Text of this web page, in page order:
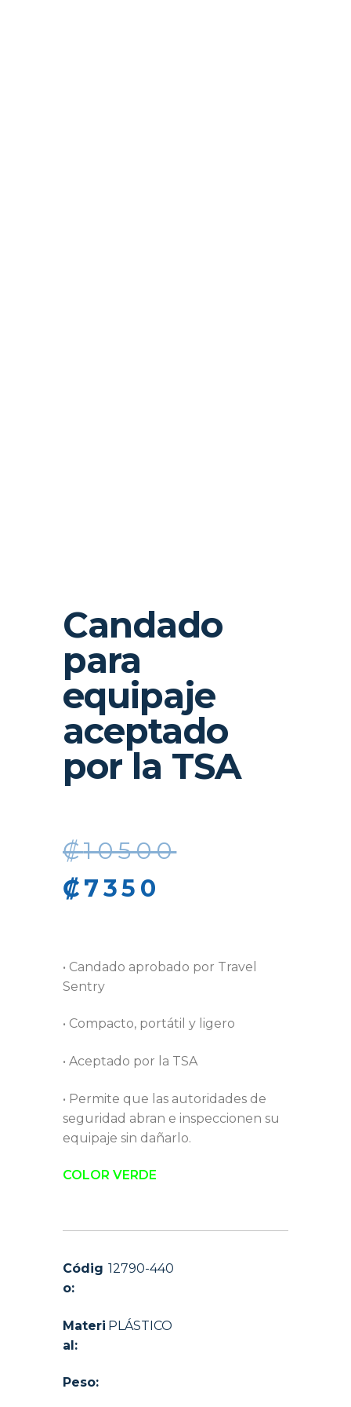
Candado
para
equipaje
aceptado
por la TSA
₡10500
₡7350
• Candado aprobado por Travel
Sentry
• Compacto, portátil y ligero
• Aceptado por la TSA
• Permite que las autoridades de
seguridad abran e inspeccionen su
equipaje sin dañarlo.
COLOR VERDE
Códig
o:
12790-440
Materi
al:
PLÁSTICO
Peso: